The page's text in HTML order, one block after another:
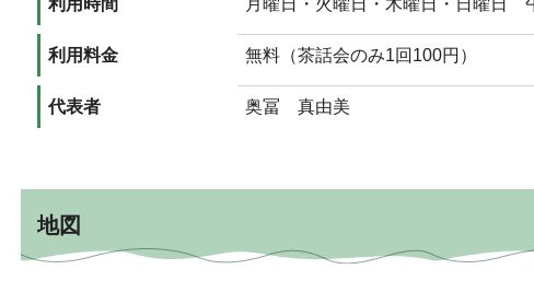
利用時間 月曜日・火曜日・木曜日・日曜日
利用料金 無料（茶話会のみ1回100円）
代表者 奥冨 真由美
地図